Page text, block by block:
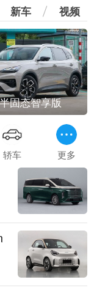
新车 视频
固态智享版
轿车 更多